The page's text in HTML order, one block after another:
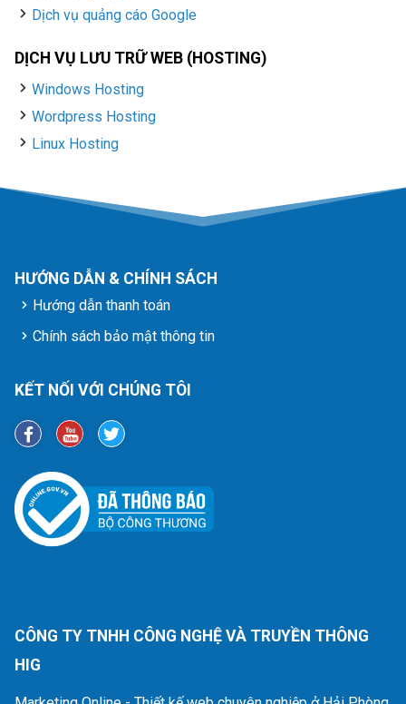
Dịch vụ quảng cáo Google
DỊCH VỤ LƯU TRỮ WEB (HOSTING)
Windows Hosting
Wordpress Hosting
Linux Hosting
HƯỚNG DẪN & CHÍNH SÁCH
Hướng dẫn thanh toán
Chính sách bảo mật thông tin
KẾT NỐI VỚI CHÚNG TÔI
CÔNG TY TNHH CÔNG NGHỆ VÀ TRUYỀN THÔNG
HIG